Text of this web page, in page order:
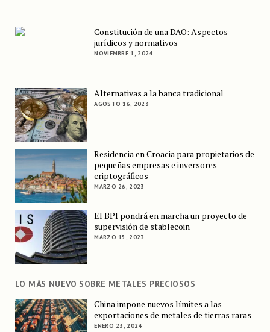
Constitución de una DAO: Aspectos
jurídicos y normativos
NOVIEMBRE 1, 2024
Alternativas a la banca tradicional
AGOSTO 16, 2023
Residencia en Croacia para propietarios de
pequeñas empresas e inversores
criptográficos
MARZO 26, 2023
El BPI pondrá en marcha un proyecto de
supervisión de stablecoin
MARZO 15, 2023
LO MÁS NUEVO SOBRE METALES PRECIOSOS
China impone nuevos límites a las
exportaciones de metales de tierras raras
ENERO 23, 2024